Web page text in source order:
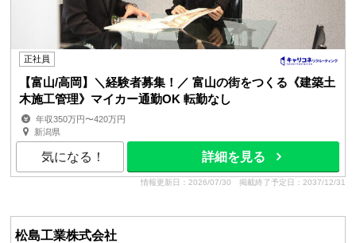
正社員
【富山/高岡】＼経験者募集！／ 富山の街をつくる《建築土
木施工管理》マイカー通勤OK 転勤なし
年収350万円〜420万円
新潟県
気になる！ 詳細を見る
情報更新日：2026/07/30 掲載終了予定日：2037/12/31
松島工業株式会社